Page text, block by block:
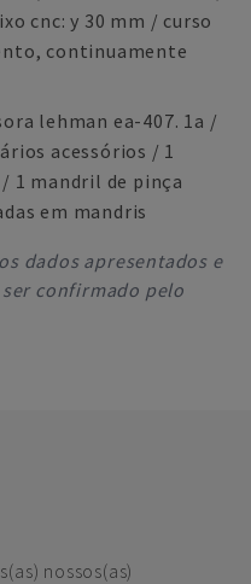
cnc: y 30 mm / curso
continuamente
lehman ea-407. 1a /
acessórios / 1
1 mandril de pinça
em mandris
dados apresentados e
confirmado pelo
nossos(as)